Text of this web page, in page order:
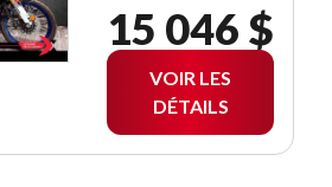
15 046 $
VOIR LES
DÉTAILS